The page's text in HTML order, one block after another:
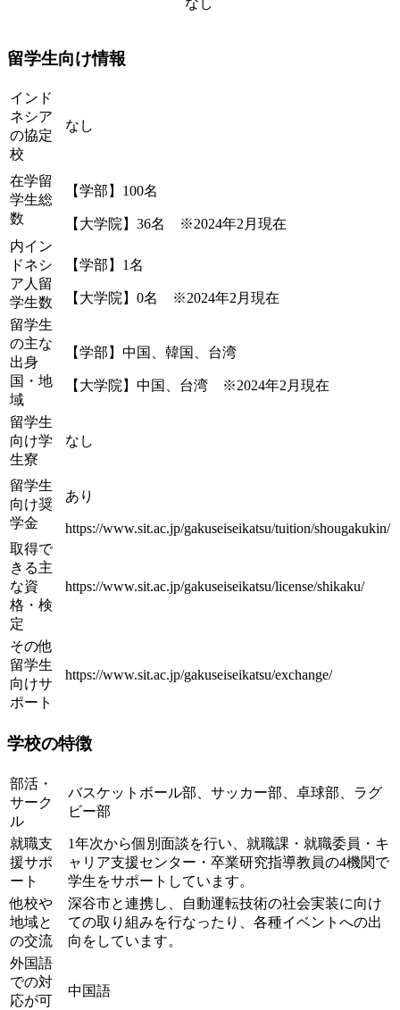
なし
留学生向け情報
インド
ネシア
の協定
校
なし
在学留
学生総
数
【学部】100名
【大学院】36名 ※2024年2月現在
内イン
ドネシ
ア人留
学生数
【学部】1名
【大学院】0名 ※2024年2月現在
留学生
の主な
出身
国・地
域
【学部】中国、韓国、台湾
【大学院】中国、台湾 ※2024年2月現在
留学生
向け学
生寮
なし
留学生
向け奨
学金
あり
https://www.sit.ac.jp/gakuseiseikatsu/tuition/shougakukin/
取得で
きる主
な資
格・検
定
https://www.sit.ac.jp/gakuseiseikatsu/license/shikaku/
その他
留学生
向けサ
ポート
https://www.sit.ac.jp/gakuseiseikatsu/exchange/
学校の特徴
部活・
サーク
ル
バスケットボール部、サッカー部、卓球部、ラグ
ビー部
就職支
援サポ
ート
1年次から個別面談を行い、就職課・就職委員・キ
ャリア支援センター・卒業研究指導教員の4機関で
学生をサポートしています。
他校や
地域と
の交流
深谷市と連携し、自動運転技術の社会実装に向け
ての取り組みを行なったり、各種イベントへの出
向をしています。
外国語
での対
応が可
中国語